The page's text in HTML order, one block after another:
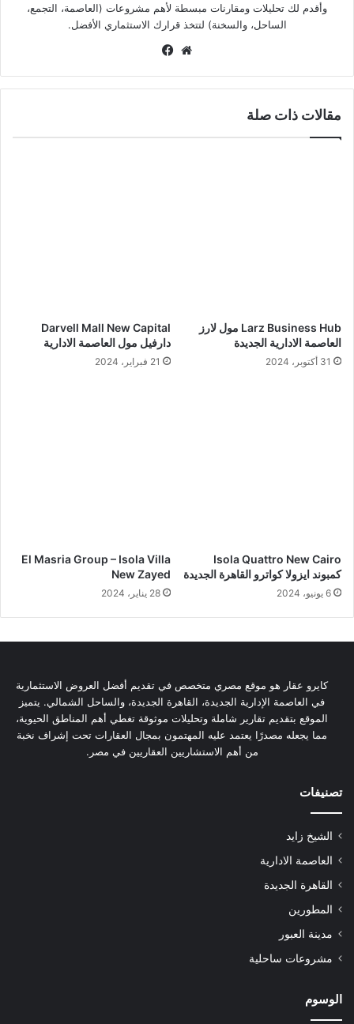
وأقدم لك تحليلات ومقارنات مبسطة لأهم مشروعات (العاصمة، التجمع،
الساحل، والسخنة) لتتخذ قرارك الاستثماري الأفضل.
موق
الويوك
مقالات ذات صلة
Larz Business Hub مول لارز
العاصمة الادارية الجديدة
31 أكتوبر، 2024
Darvell Mall New Capital
دارفيل مول العاصمة الادارية
21 فبراير، 2024
Isola Quattro New Cairo
كمبوند ايزولا كواترو القاهرة الجديدة
6 يونيو، 2024
El Masria Group – Isola Villa
New Zayed
28 يناير، 2024
كايرو عقار هو موقع مصري متخصص في تقديم أفضل العروض الاستثمارية
في العاصمة الإدارية الجديدة، القاهرة الجديدة، والساحل الشمالي. يتميز
الموقع بتقديم تقارير شاملة وتحليلات موثوقة تغطي أهم المناطق الحيوية،
مما يجعله مصدرًا يعتمد عليه المهتمون بمجال العقارات تحت إشراف نخبة
من أهم الاستشاريين العقاريين في مصر.
تصنيفات
الشيخ زايد
العاصمة الادارية
القاهرة الجديدة
المطورين
مدينة العبور
مشروعات ساحلية
الوسوم